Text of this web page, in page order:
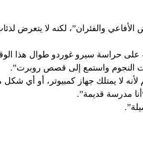
والفئران”، لكنه لا يتعرض
حراسة سيرو غوردو طوال هذا
النجوم واستمع إلى قصص روبرت”.
لا يمتلك جهاز كمبيوتر، أو أي
مدرسة قديمة”.